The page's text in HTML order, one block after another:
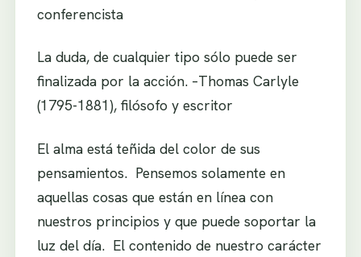
conferencista
La duda, de cualquier tipo sólo puede ser
finalizada por la acción. –Thomas Carlyle
(1795-1881), filósofo y escritor
El alma está teñida del color de sus
pensamientos. Pensemos solamente en
aquellas cosas que están en línea con
nuestros principios y que puede soportar la
luz del día. El contenido de nuestro carácter